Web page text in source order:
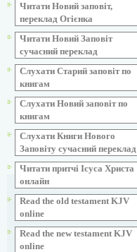
Читати Новий заповіт,
переклад Огієнка
Читати Новий Заповіт
сучасний переклад
Слухати Старий заповіт по
книгам
Слухати Новий заповіт по
книгам
Слухати Книги Нового
Заповіту сучасний переклад
Читати притчі Ісуса Христа
онлайн
Read the old testament KJV
online
Read the new testament KJV
online